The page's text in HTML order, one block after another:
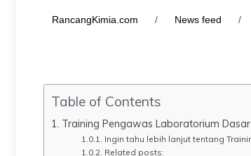
RancangKimia.com / News feed /
Table of Contents
Training Pengawas Laboratorium Dasar
Ingin tahu lebih lanjut tentang
Related posts: